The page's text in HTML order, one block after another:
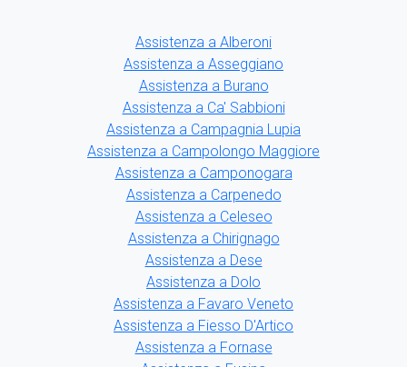
Assistenza a Alberoni
Assistenza a Asseggiano
Assistenza a Burano
Assistenza a Ca' Sabbioni
Assistenza a Campagnia Lupia
Assistenza a Campolongo Maggiore
Assistenza a Camponogara
Assistenza a Carpenedo
Assistenza a Celeseo
Assistenza a Chirignago
Assistenza a Dese
Assistenza a Dolo
Assistenza a Favaro Veneto
Assistenza a Fiesso D'Artico
Assistenza a Fornase